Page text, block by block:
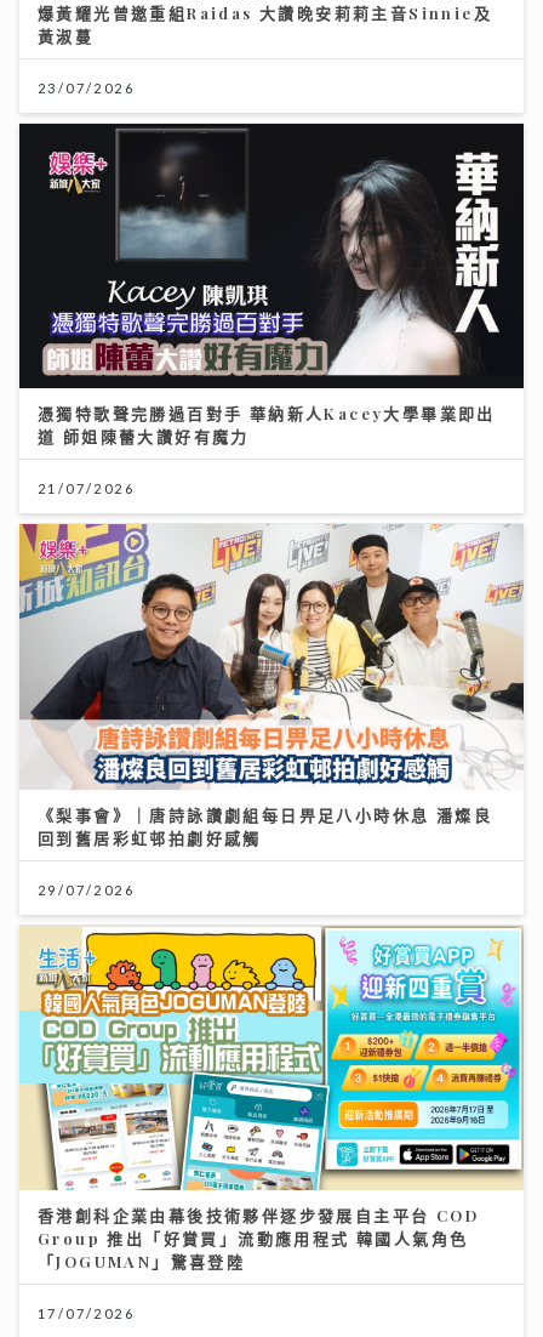
爆黃耀光曾邀重組Raidas 大讚晚安莉莉主音Sinnie及
黃淑蔓
23/07/2026
憑獨特歌聲完勝過百對手 華納新人Kacey大學畢業即出
道 師姐陳蕾大讚好有魔力
21/07/2026
《梨事會》｜唐詩詠讚劇組每日畀足八小時休息 潘燦良
回到舊居彩虹邨拍劇好感觸
29/07/2026
香港創科企業由幕後技術夥伴逐步發展自主平台 COD
Group 推出「好賞買」流動應用程式 韓國人氣角色
「JOGUMAN」驚喜登陸
17/07/2026